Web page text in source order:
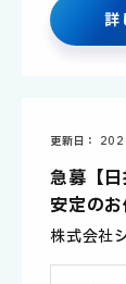
詳
更新日
急募【
安定の
株式会社